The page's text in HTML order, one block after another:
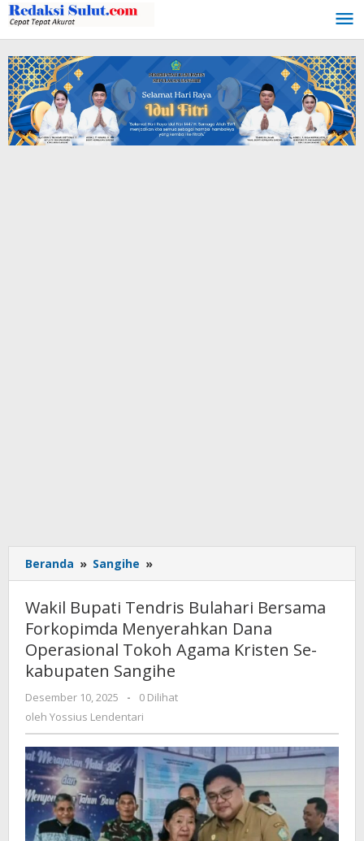
Lewati
ke
konten
Beranda » Sangihe »
Bupati
Tendris
Bulahari
Bersama
Forkopimda
Menyerahkan
Operasional
Agama
Kristen
Se-
kabupaten
Sangihe
Wakil Bupati Tendris Bulahari Bersama
Forkopimda Menyerahkan Dana
Operasional Tokoh Agama Kristen Se-
kabupaten Sangihe
Desember 10, 2025
oleh
Yossius
-
0 Dilihat
oleh Yossius Lendentari